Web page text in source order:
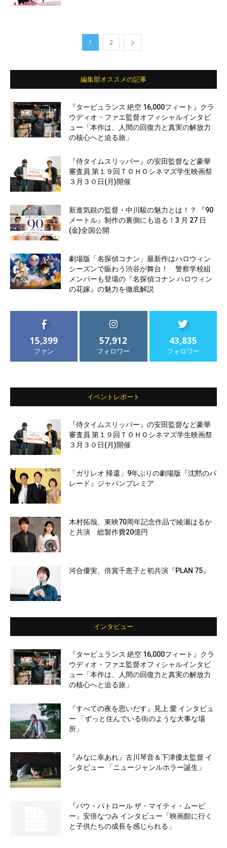
1 2
編集部オススメの記事
『タービュランス 絶空 16,000フィート』クラ
ウディオ・ファエ監督オフィシャルインタビ
ュー「本作は、人間の回復力と真実の解放力
の核心へと迫る旅」
『侍タイムスリッパー』の安田監督など豪華
審査員 第１９回ＴＯＨＯシネマズ学生映画祭
３月３０日(月)開催
新進気鋭の監督・中川駿の魅力とは！？ 『90
メートル』制作の裏側にも迫る！3 月 27 日
(金)全国公開
劇場版「名探偵コナン」最新作はハロウィン
シーズンで賑わう渋谷が舞台！ 警察学校組
メンバーも登場の『名探偵コナン ハロウィン
の花嫁』の魅力を徹底解説
15,399
ファン
57,912
フォロワー
43,835
フォロワー
イベントレポート
『侍タイムスリッパー』の安田監督など豪華
審査員 第１９回ＴＯＨＯシネマズ学生映画祭
３月３０日(月)開催
「ガリレオ 帰還」9年ぶりの劇場版『沈黙のパ
レード』ジャパンプレミア
木村拓哉、東映70周年記念作品で綾瀬はるか
と共演 総製作費20億円
河合優実、倍賞千恵子と初共演『PLAN 75』
インタビュー
『タービュランス 絶空 16,000フィート』クラ
ウディオ・ファエ監督オフィシャルインタビ
ュー「本作は、人間の回復力と真実の解放力
の核心へと迫る旅」
『すべての夜を思いだす』見上 愛 インタビュ
ー 「ずっと住んでいる街のような大事な場
所」
『みなに幸あれ』古川琴音＆下津優太監督 イ
ンタビュー 「ニュージャンルホラー誕生」
『パウ・パトロール ザ・マイティ・ムービ
ー』安倍なつみ インタビュー「映画館に行く
と子供たちの成長を感じられる」